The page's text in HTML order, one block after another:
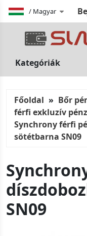
/ Magyar
Kategóriák
Főoldal
Bőr
férfi exkluzív
Synchrony férfi
sötétbarna SN09
SN09